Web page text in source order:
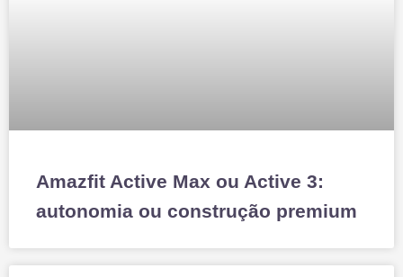
Amazfit Active Max ou Active 3:
autonomia ou construção premium